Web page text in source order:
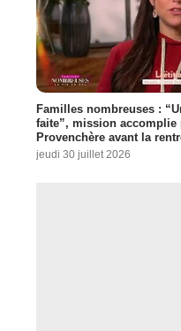
Familles nombreuses :
faite”, mission accomplie
Provenchère avant la
jeudi 30 juillet 2026